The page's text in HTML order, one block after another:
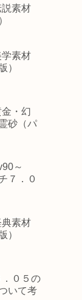
素材
素材
）
・幻
砂（パ
～
７．０
素材
）
．０５の
いて考